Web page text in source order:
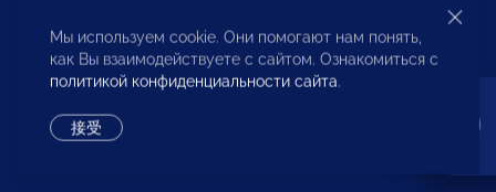
+7 (495) 247 4777 (доб. 115, 114, 113)
pressa@opora.ru
Мы используем cookie. Они помогают нам понять,
как Вы взаимодействуете с сайтом. Ознакомиться с
политикой конфиденциальности сайта.
接受